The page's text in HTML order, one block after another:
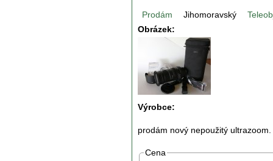
Prodám Jihomoravský
Obrázek:
Výrobce:
prodám nový nepoužitý
Cena